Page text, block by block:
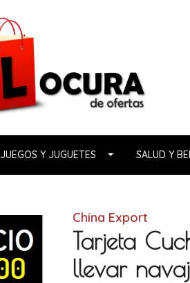
JUEGOS Y JUGUETES SALUD Y
China Export
Tarjeta
llevar